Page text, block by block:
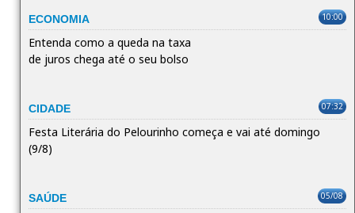
ECONOMIA 10:00
Entenda como a queda na taxa
de juros chega até o seu bolso
CIDADE 07:32
Festa Literária do Pelourinho começa e vai até domingo
(9/8)
SAÚDE 05/08